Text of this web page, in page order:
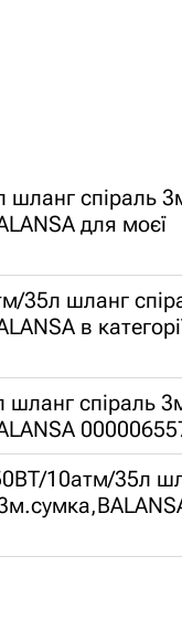
спіраль
для моєї
35л шланг
в
спіраль
10атм/35л